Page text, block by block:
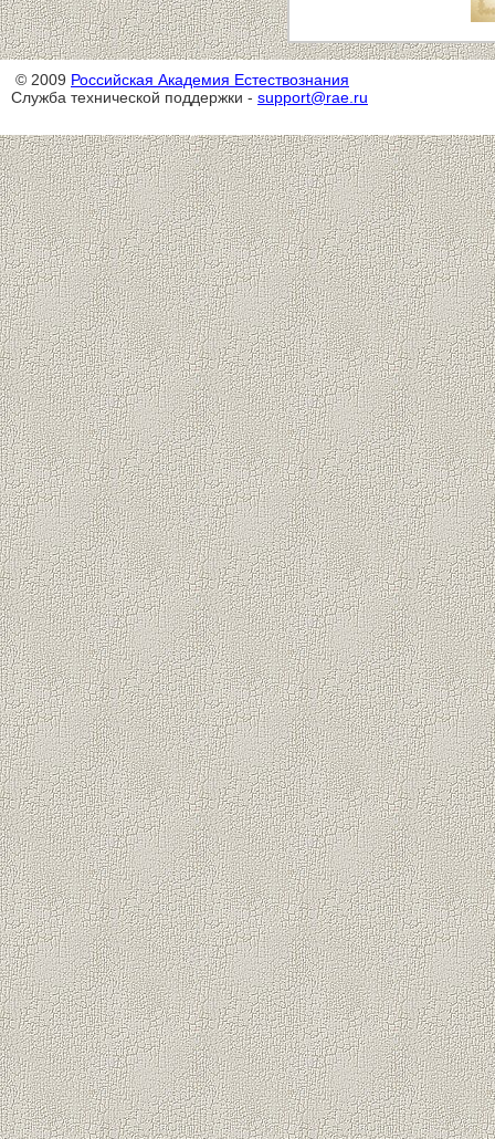
© 2009 Российская Академия Естествознания
Служба технической поддержки - support@rae.ru